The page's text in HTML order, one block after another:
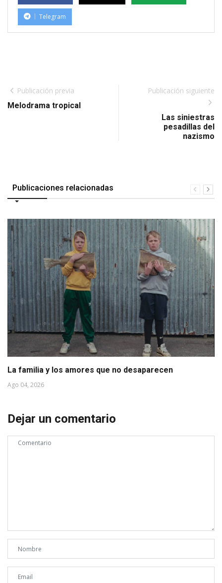
Telegram
Publicación previa
Melodrama tropical
Publicación siguiente
Las siniestras
pesadillas del
nazismo
Publicaciones relacionadas
La familia y los amores que no desaparecen
Ago 04, 2026
Dejar un comentario